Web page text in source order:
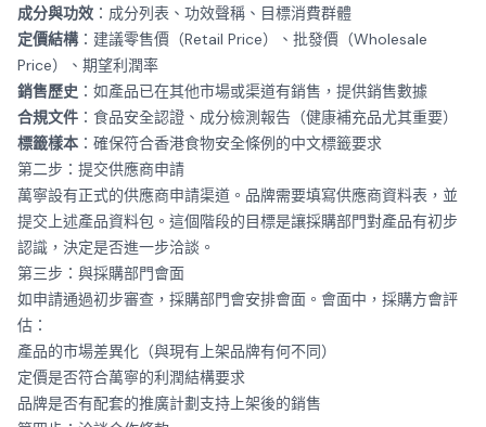
成分與功效 ：成分列表、功效聲稱、目標消費群體
定價結構：建議零售價（Retail Price）、批發價（Wholesale
Price）、期望利潤率
銷售歷史 ：如產品已在其他市場或渠道有銷售，提供銷售數據
合規文件 ：食品安全認證、成分檢測報告（健康補充品尤其重要）
標籤樣本 ：確保符合香港食物安全條例的中文標籤要求
第二步：提交供應商申請
萬寧設有正式的供應商申請渠道。品牌需要填寫供應商資料表，並
提交上述產品資料包。這個階段的目標是讓採購部門對產品有初步
認識，決定是否進一步洽談。
第三步：與採購部門會面
如申請通過初步審查，採購部門會安排會面。會面中，採購方會評
估：
產品的市場差異化（與現有上架品牌有何不同）
定價是否符合萬寧的利潤結構要求
品牌是否有配套的推廣計劃支持上架後的銷售